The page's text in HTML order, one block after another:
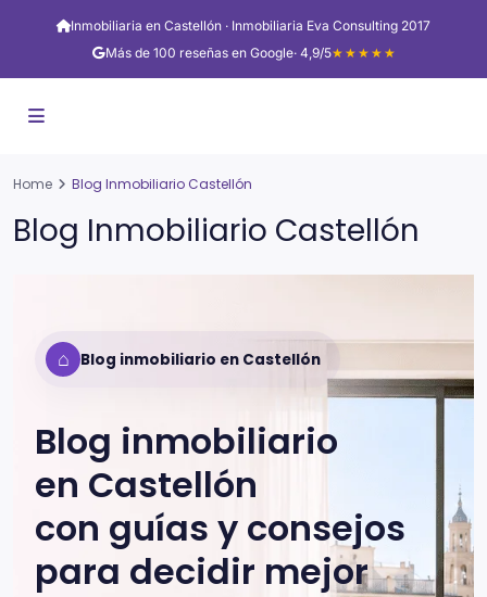
Inmobiliaria en Castellón · Inmobiliaria Eva Consulting 2017
Más de 100 reseñas en Google· 4,9/5★★★★★
Home Blog Inmobiliario Castellón
Blog Inmobiliario Castellón
⌂ Blog inmobiliario en Castellón
Blog inmobiliario
en Castellón
con guías y consejos
para decidir mejor